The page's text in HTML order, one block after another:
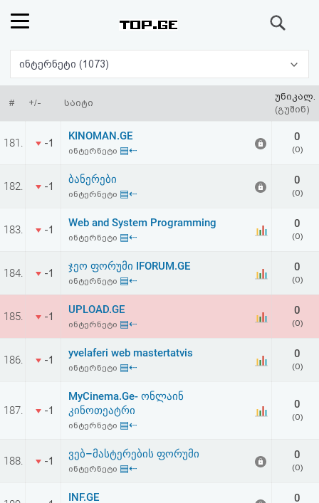
რეიტინგი
(მთავარი)
ფოსტა
პასუხი
ავტორიზაცია
რეგისტრაცია
პაროლის
აღდგენა
HTML
სალიცენზიო
შეთანხმება
ინტერნეტი (1073)
# +/- საიტი
უნიკალ.
(გუშინ)
181. -1
KINOMAN.GE
ინტერნეტი ▤⇠
0
(0)
182. -1
ბანერები
ინტერნეტი ▤⇠
0
(0)
183. -1
Web and System Programming
ინტერნეტი ▤⇠
0
(0)
184. -1
ჯეო ფორუმი IFORUM.GE
ინტერნეტი ▤⇠
0
(0)
185. -1
UPLOAD.GE
ინტერნეტი ▤⇠
0
(0)
186. -1
yvelaferi web mastertatvis
ინტერნეტი ▤⇠
0
(0)
187. -1
MyCinema.Ge- ონლაინ
კინოთეატრი
ინტერნეტი ▤⇠
0
(0)
188. -1
ვებ–მასტერების ფორუმი
ინტერნეტი ▤⇠
0
(0)
INF.GE 0